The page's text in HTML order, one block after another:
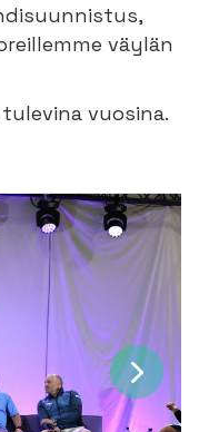
väylän
vuosina.